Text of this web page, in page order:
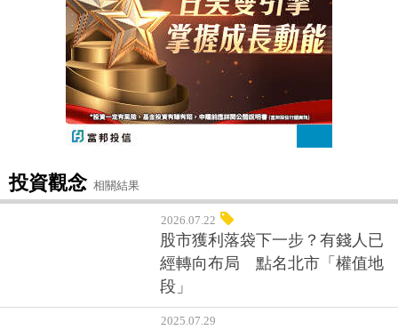
投資觀念 相關結果
2026.07.22
股市獲利落袋下一步？有錢人已
經轉向布局 點名北市「權值地
段」
2025.07.29